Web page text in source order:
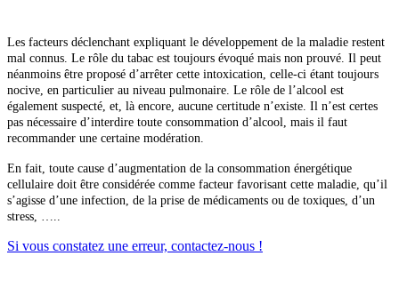
Les facteurs déclenchant expliquant le développement de la maladie restent
mal connus. Le rôle du tabac est toujours évoqué mais non prouvé. Il peut
néanmoins être proposé d’arrêter cette intoxication, celle-ci étant toujours
nocive, en particulier au niveau pulmonaire. Le rôle de l’alcool est
également suspecté, et, là encore, aucune certitude n’existe. Il n’est certes
pas nécessaire d’interdire toute consommation d’alcool, mais il faut
recommander une certaine modération.
En fait, toute cause d’augmentation de la consommation énergétique
cellulaire doit être considérée comme facteur favorisant cette maladie, qu’il
s’agisse d’une infection, de la prise de médicaments ou de toxiques, d’un
stress, …..
Si vous constatez une erreur, contactez-nous !